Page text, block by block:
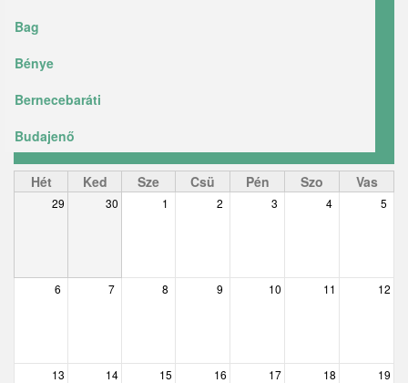
Bag
Bénye
Bernecebaráti
Budajenő
Ceglédbercel
Csemő
Csobánka
Hét Ked Sze Csü Pén Szo Vas
29 30 1 2 3 4 5
6 7 8 9 10 11 12
13 14 15 16 17 18 19